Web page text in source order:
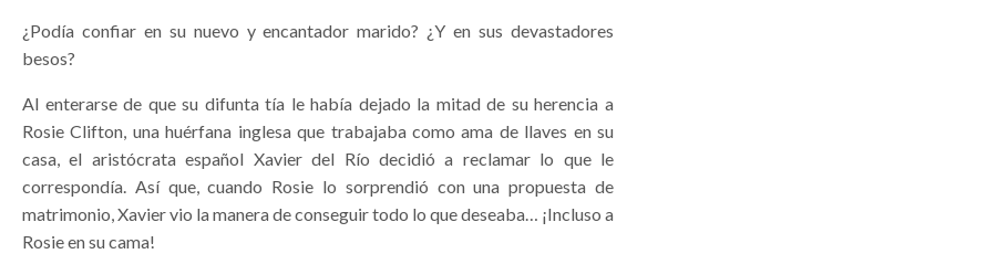
¿Podía confiar en su nuevo y encantador marido? ¿Y en sus devastadores
besos?
Al enterarse de que su difunta tía le había dejado la mitad de su herencia a
Rosie Clifton, una huérfana inglesa que trabajaba como ama de llaves en su
casa, el aristócrata español Xavier del Río decidió a reclamar lo que le
correspondía. Así que, cuando Rosie lo sorprendió con una propuesta de
matrimonio, Xavier vio la manera de conseguir todo lo que deseaba… ¡Incluso a
Rosie en su cama!